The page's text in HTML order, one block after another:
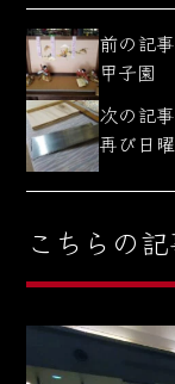
前の記事
甲子園
次の記事
再び日
こちらの